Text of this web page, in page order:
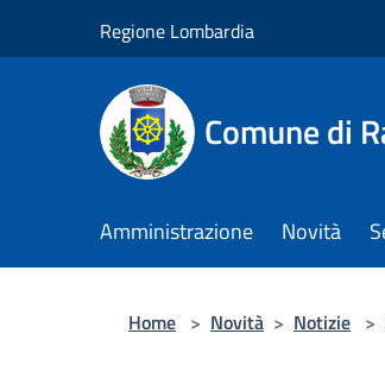
Regione Lombardia
Comune di
Amministrazione Novità
Home > Novità > Notizie >